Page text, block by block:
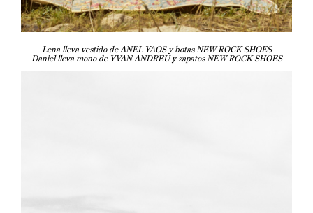
Lena lleva vestido de ANEL YAOS y botas NEW ROCK SHOES
Daniel lleva mono de YVAN ANDREU y zapatos NEW ROCK SHOES